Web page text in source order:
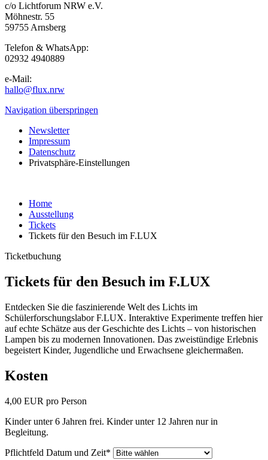
c/o Lichtforum NRW e.V.
Möhnestr. 55
59755 Arnsberg
Telefon & WhatsApp:
02932 4940889
e-Mail:
hallo@flux.nrw
Navigation überspringen
Newsletter
Impressum
Datenschutz
Privatsphäre-Einstellungen
Home
Ausstellung
Tickets
Tickets für den Besuch im F.LUX
Ticketbuchung
Tickets für den Besuch im F.LUX
Entdecken Sie die faszinierende Welt des Lichts im
Schülerforschungslabor F.LUX. Interaktive Experimente treffen hier
auf echte Schätze aus der Geschichte des Lichts – von historischen
Lampen bis zu modernen Innovationen. Das zweistündige Erlebnis
begeistert Kinder, Jugendliche und Erwachsene gleichermaßen.
Kosten
4,00 EUR pro Person
Kinder unter 6 Jahren frei. Kinder unter 12 Jahren nur in
Begleitung.
Pflichtfeld Datum und Zeit*